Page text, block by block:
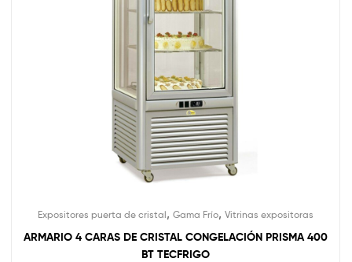
Expositores puerta de cristal, Gama Frío, Vitrinas expositoras
ARMARIO 4 CARAS DE CRISTAL CONGELACIÓN PRISMA 400
BT TECFRIGO